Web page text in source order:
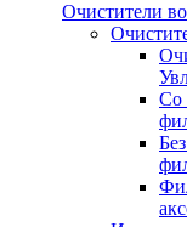
Очистители
Cо